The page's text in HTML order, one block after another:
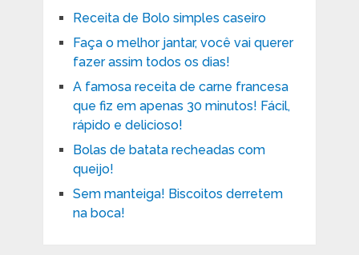
Receita de Bolo simples caseiro
Faça o melhor jantar, você vai querer
fazer assim todos os dias!
A famosa receita de carne francesa
que fiz em apenas 30 minutos! Fácil,
rápido e delicioso!
Bolas de batata recheadas com
queijo!
Sem manteiga! Biscoitos derretem
na boca!